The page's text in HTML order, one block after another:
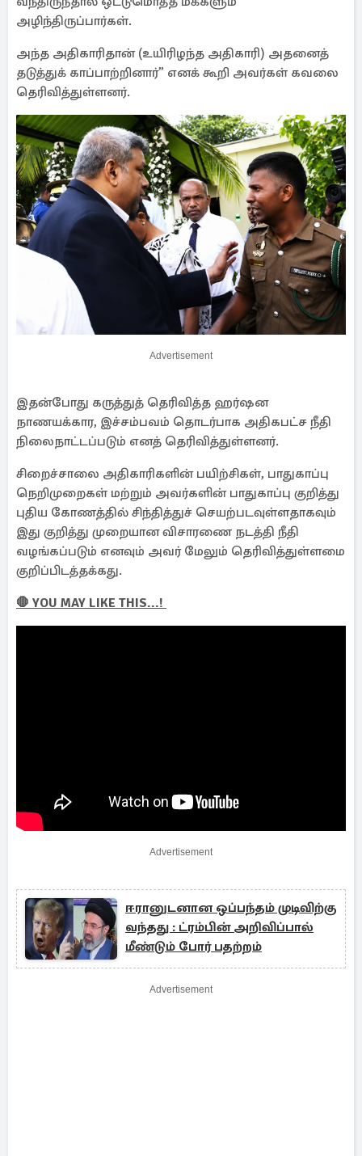
அழிந்திருப்பார்கள்.
அந்த அதிகாரிதான் (உயிரிழந்த அதிகாரி) அதனைத்
தடுத்துக் காப்பாற்றினார்” எனக் கூறி அவர்கள் கவலை
தெரிவித்துள்ளனர்.
Advertisement
இதன்போது கருத்துத் தெரிவித்த ஹர்ஷன
நாணயக்கார, இச்சம்பவம் தொடர்பாக அதிகபட்ச நீதி
நிலைநாட்டப்படும் எனத் தெரிவித்துள்ளனர்.
சிறைச்சாலை அதிகாரிகளின் பயிற்சிகள், பாதுகாப்பு
நெறிமுறைகள் மற்றும் அவர்களின் பாதுகாப்பு குறித்து
புதிய கோணத்தில் சிந்தித்துச் செயற்படவுள்ளதாகவும்
இது குறித்து முறையான விசாரணை நடத்தி நீதி
வழங்கப்படும் எனவும் அவர் மேலும் தெரிவித்துள்ளமை
குறிப்பிடத்தக்கது.
🛑 YOU MAY LIKE THIS...!
Advertisement
ஈரானுடனான ஒப்பந்தம் முடிவிற்கு
வந்தது : ட்ரம்பின் அறிவிப்பால்
மீண்டும் போர் பதற்றம்
Advertisement